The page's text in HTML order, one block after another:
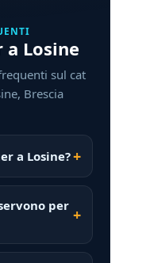
Losine
sul cat
Brescia
a Losine?
per